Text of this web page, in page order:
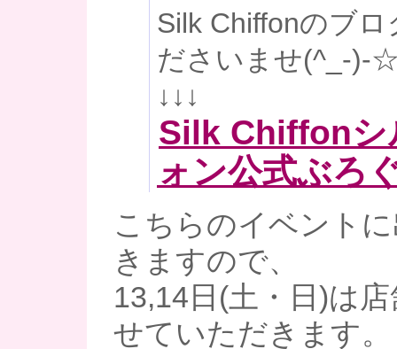
Silk Chiffonのブ
ださいませ(^_-)-
↓↓↓
Silk Chiffonシ
ォン公式ぶろ
こちらのイベント
きますので、
13,14日(土・日)は
せていただきます。